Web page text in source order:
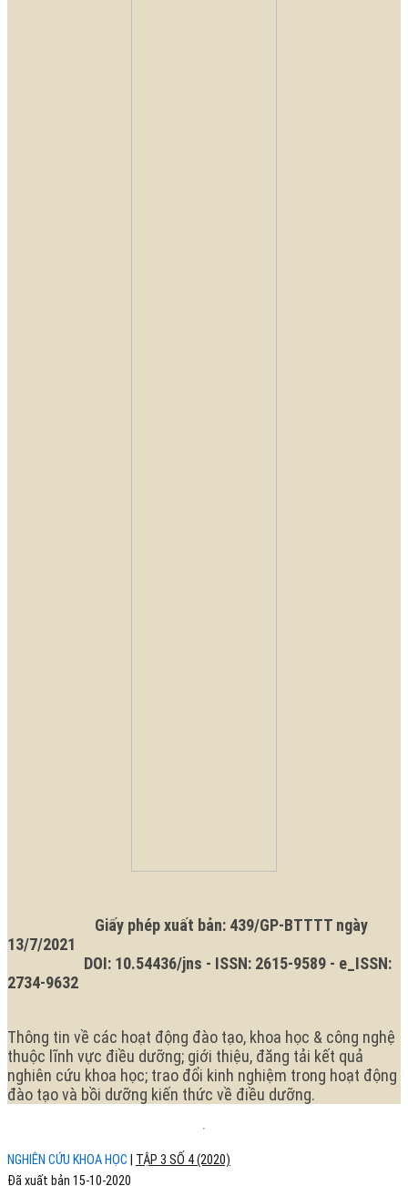
Giấy phép xuất bản: 439/GP-BTTTT ngày
13/7/2021
DOI: 10.54436/jns - ISSN: 2615-9589 - e_ISSN:
2734-9632
Thông tin về các hoạt động đào tạo, khoa học & công nghệ
thuộc lĩnh vực điều dưỡng; giới thiệu, đăng tải kết quả
nghiên cứu khoa học; trao đổi kinh nghiệm trong hoạt động
đào tạo và bồi dưỡng kiến thức về điều dưỡng.
NGHIÊN CỨU KHOA HỌC
TẬP 3 SỐ 4 (2020)
Đã xuất bản 15-10-2020